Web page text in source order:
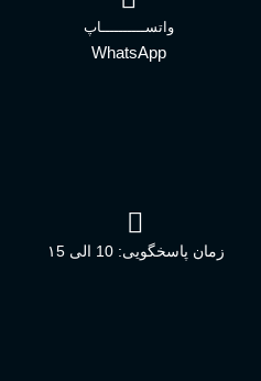
واتســــــــــاپ
WhatsApp
زمان پاسخگویی: 10 الی ۱5